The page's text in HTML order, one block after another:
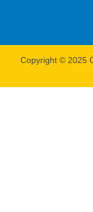
Copyright © 2025